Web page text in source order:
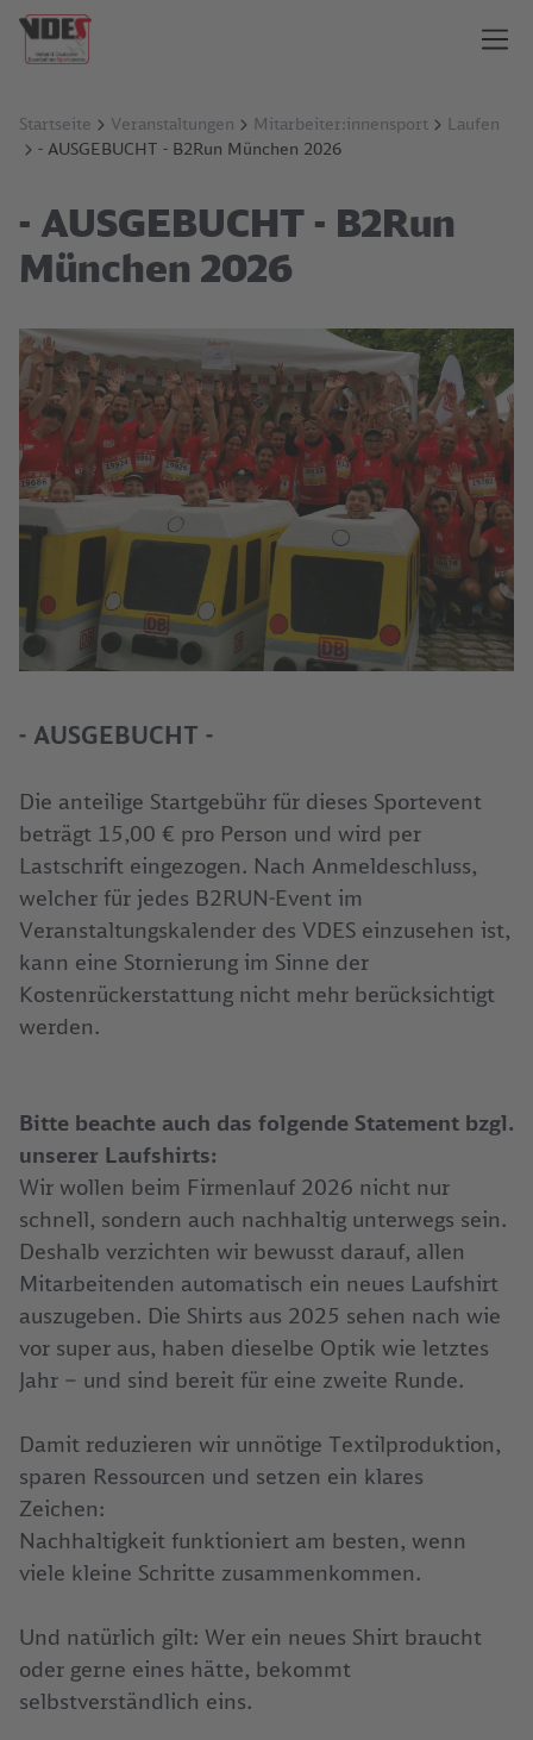
Startseite Veranstaltungen Mitarbeiter:innensport
Laufen
- AUSGEBUCHT - B2Run München 2026
- AUSGEBUCHT - B2Run
München 2026
- AUSGEBUCHT -
Die anteilige Startgebühr für dieses Sportevent
beträgt 15,00 € pro Person und wird per
Lastschrift eingezogen. Nach Anmeldeschluss,
welcher für jedes B2RUN-Event im
Veranstaltungskalender des VDES einzusehen ist,
kann eine Stornierung im Sinne der
Kostenrückerstattung nicht mehr berücksichtigt
werden.
Bitte beachte auch das folgende Statement bzgl.
unserer Laufshirts:
Wir wollen beim Firmenlauf 2026 nicht nur
schnell, sondern auch nachhaltig unterwegs sein.
Deshalb verzichten wir bewusst darauf, allen
Mitarbeitenden automatisch ein neues Laufshirt
auszugeben. Die Shirts aus 2025 sehen nach wie
vor super aus, haben dieselbe Optik wie letztes
Jahr – und sind bereit für eine zweite Runde.
Damit reduzieren wir unnötige Textilproduktion,
sparen Ressourcen und setzen ein klares
Zeichen:
Nachhaltigkeit funktioniert am besten, wenn
viele kleine Schritte zusammenkommen.
Und natürlich gilt: Wer ein neues Shirt braucht
oder gerne eines hätte, bekommt
selbstverständlich eins.